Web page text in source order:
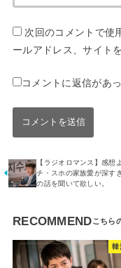
次回のコメントで使
ールアドレス、サイト
コメントに返信があ
【ラジオロマンス】感想
チ・スホの家族愛が深す
の話を聞いて欲しい。
RECOMMEND
韓